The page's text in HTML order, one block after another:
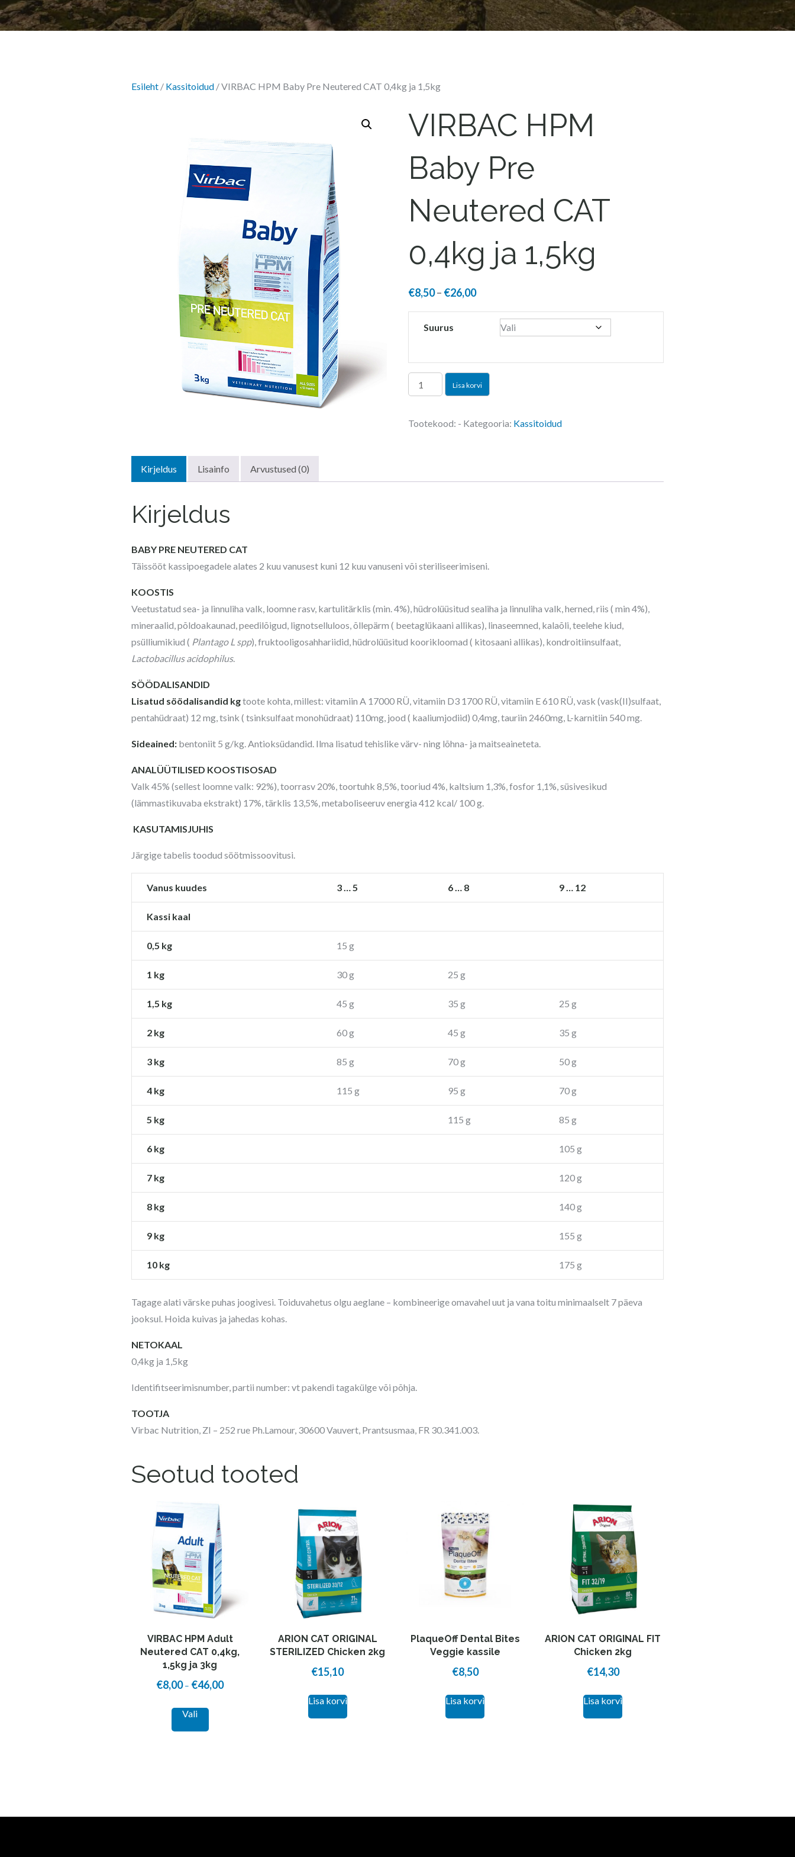
Esileht / Kassitoidud / VIRBAC HPM Baby Pre Neutered CAT 0,4kg ja 1,5kg
VIRBAC HPM
Baby Pre
Neutered CAT
0,4kg ja 1,5kg
€8,50– €26,00Price
range:
€8,50
Suurus
VIRBAC
HPM
Pre
0,4kg
Lisa korvi
Tootekood: - Kategooria: Kassitoidud
Kirjeldus Lisainfo Arvustused (0)
Kirjeldus
BABY PRE NEUTERED CAT
Täissööt kassipoegadele alates 2 kuu vanusest kuni 12 kuu vanuseni või steriliseerimiseni.
KOOSTIS
Veetustatud sea- ja linnuliha valk, loomne rasv, kartulitärklis (min. 4%), hüdrolüüsitud sealiha ja linnuliha valk, herned, riis ( min 4%),
mineraalid, põldoakaunad, peedilõigud, lignotselluloos, õllepärm ( beetaglükaani allikas), linaseemned, kalaõli, teelehe kiud,
psülliumikiud ( Plantago L spp), fruktooligosahhariidid, hüdrolüüsitud koorikloomad ( kitosaani allikas), kondroitiinsulfaat,
Lactobacillus acidophilus.
SÖÖDALISANDID
Lisatud söödalisandid kgtoote kohta, millest: vitamiin A 17000 RÜ, vitamiin D3 1700 RÜ, vitamiin E 610 RÜ, vask (vask(II)sulfaat,
pentahüdraat) 12 mg, tsink ( tsinksulfaat monohüdraat) 110mg, jood ( kaaliumjodiid) 0,4mg, tauriin 2460mg, L-karnitiin 540 mg.
Sideained: bentoniit 5 g/kg. Antioksüdandid. Ilma lisatud tehislike värv- ning lõhna- ja maitseaineteta.
ANALÜÜTILISED KOOSTISOSAD
Valk 45% (sellest loomne valk: 92%), toorrasv 20%, toortuhk 8,5%, tooriud 4%, kaltsium 1,3%, fosfor 1,1%, süsivesikud
(lämmastikuvaba ekstrakt) 17%, tärklis 13,5%, metaboliseeruv energia 412 kcal/ 100 g.
KASUTAMISJUHIS
Järgige tabelis toodud söötmissoovitusi.
Vanus kuudes 3 … 5 6 … 8 9 … 12
Kassi kaal
0,5 kg 15 g
1 kg 30 g 25 g
1,5 kg 45 g 35 g 25 g
2 kg 60 g 45 g 35 g
3 kg 85 g 70 g 50 g
4 kg 115 g 95 g 70 g
5 kg 115 g 85 g
6 kg 105 g
7 kg 120 g
8 kg 140 g
9 kg 155 g
10 kg 175 g
Tagage alati värske puhas joogivesi. Toiduvahetus olgu aeglane – kombineerige omavahel uut ja vana toitu minimaalselt 7 päeva
jooksul. Hoida kuivas ja jahedas kohas.
NETOKAAL
0,4kg ja 1,5kg
Identifitseerimisnumber, partii number: vt pakendi tagakülge või põhja.
TOOTJA
Virbac Nutrition, ZI – 252 rue Ph.Lamour, 30600 Vauvert, Prantsusmaa, FR 30.341.003.
Seotud tooted
VIRBAC HPM Adult
Neutered CAT 0,4kg,
1,5kg ja 3kg
€8,00 – €46,00Price
Vali
This
ARION CAT ORIGINAL
STERILIZED Chicken 2kg
€15,10
Lisa korvi
PlaqueOff Dental Bites
Veggie kassile
€8,50
Lisa korvi
ARION CAT ORIGINAL FIT
Chicken 2kg
€14,30
Lisa korvi